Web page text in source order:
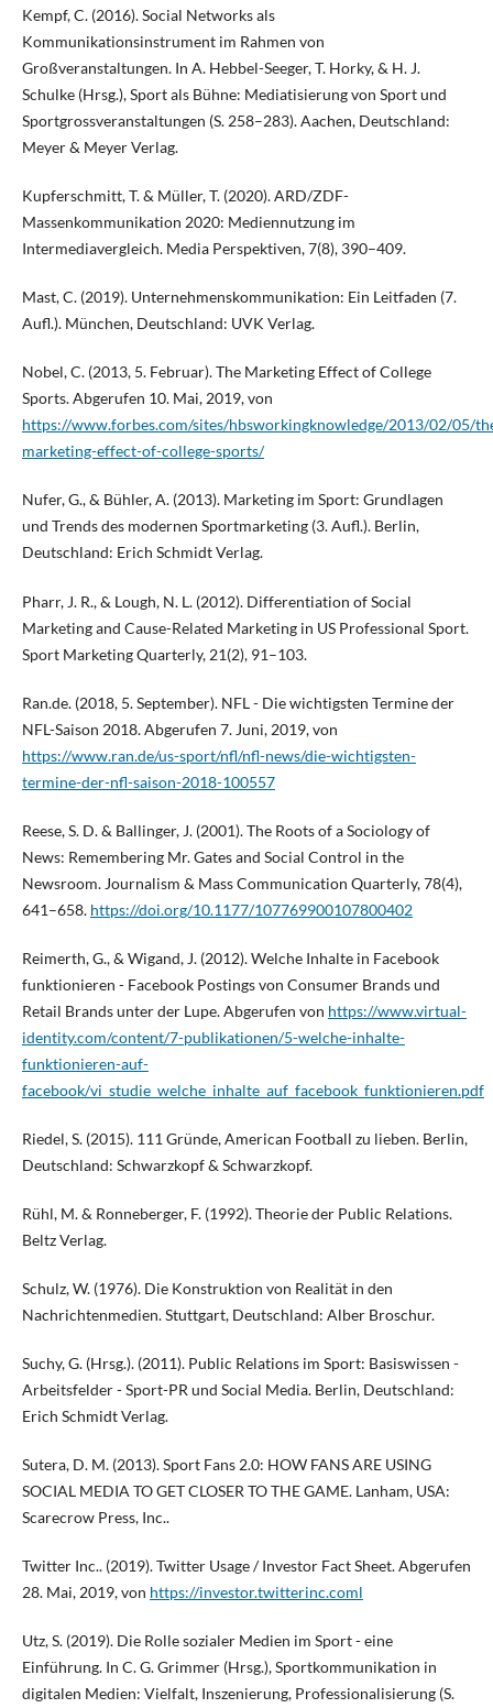
Kempf, C. (2016). Social Networks als
Kommunikationsinstrument im Rahmen von
Großveranstaltungen. In A. Hebbel-Seeger, T. Horky, & H. J.
Schulke (Hrsg.), Sport als Bühne: Mediatisierung von Sport und
Sportgrossveranstaltungen (S. 258–283). Aachen, Deutschland:
Meyer & Meyer Verlag.
Kupferschmitt, T. & Müller, T. (2020). ARD/ZDF-
Massenkommunikation 2020: Mediennutzung im
Intermediavergleich. Media Perspektiven, 7(8), 390–409.
Mast, C. (2019). Unternehmenskommunikation: Ein Leitfaden (7.
Aufl.). München, Deutschland: UVK Verlag.
Nobel, C. (2013, 5. Februar). The Marketing Effect of College
Sports. Abgerufen 10. Mai, 2019, von
https://www.forbes.com/sites/hbsworkingknowledge/2013/02/05/
marketing-effect-of-college-sports/
Nufer, G., & Bühler, A. (2013). Marketing im Sport: Grundlagen
und Trends des modernen Sportmarketing (3. Aufl.). Berlin,
Deutschland: Erich Schmidt Verlag.
Pharr, J. R., & Lough, N. L. (2012). Differentiation of Social
Marketing and Cause-Related Marketing in US Professional Sport.
Sport Marketing Quarterly, 21(2), 91–103.
Ran.de. (2018, 5. September). NFL - Die wichtigsten Termine der
NFL-Saison 2018. Abgerufen 7. Juni, 2019, von
https://www.ran.de/us-sport/nfl/nfl-news/die-wichtigsten-
termine-der-nfl-saison-2018-100557
Reese, S. D. & Ballinger, J. (2001). The Roots of a Sociology of
News: Remembering Mr. Gates and Social Control in the
Newsroom. Journalism & Mass Communication Quarterly, 78(4),
641–658. https://doi.org/10.1177/107769900107800402
Reimerth, G., & Wigand, J. (2012). Welche Inhalte in Facebook
funktionieren - Facebook Postings von Consumer Brands und
Retail Brands unter der Lupe. Abgerufen von https://www.virtual-
identity.com/content/7-publikationen/5-welche-inhalte-
funktionieren-auf-
facebook/vi_studie_welche_inhalte_auf_facebook_funktionieren.pdf
Riedel, S. (2015). 111 Gründe, American Football zu lieben. Berlin,
Deutschland: Schwarzkopf & Schwarzkopf.
Rühl, M. & Ronneberger, F. (1992). Theorie der Public Relations.
Beltz Verlag.
Schulz, W. (1976). Die Konstruktion von Realität in den
Nachrichtenmedien. Stuttgart, Deutschland: Alber Broschur.
Suchy, G. (Hrsg.). (2011). Public Relations im Sport: Basiswissen -
Arbeitsfelder - Sport-PR und Social Media. Berlin, Deutschland:
Erich Schmidt Verlag.
Sutera, D. M. (2013). Sport Fans 2.0: HOW FANS ARE USING
SOCIAL MEDIA TO GET CLOSER TO THE GAME. Lanham, USA:
Scarecrow Press, Inc..
Twitter Inc.. (2019). Twitter Usage / Investor Fact Sheet. Abgerufen
28. Mai, 2019, von https://investor.twitterinc.coml
Utz, S. (2019). Die Rolle sozialer Medien im Sport - eine
Einführung. In C. G. Grimmer (Hrsg.), Sportkommunikation in
digitalen Medien: Vielfalt, Inszenierung, Professionalisierung (S.